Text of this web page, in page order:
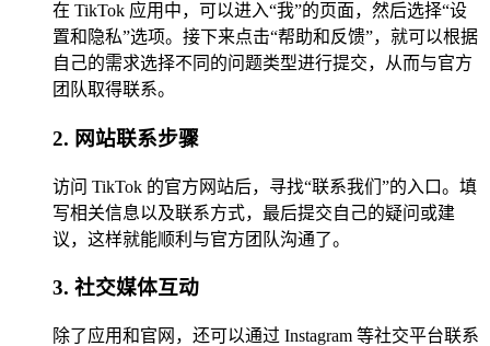
在 TikTok 应用中，可以进入“我”的页面，然后选择“设
置和隐私”选项。接下来点击“帮助和反馈”，就可以根据
自己的需求选择不同的问题类型进行提交，从而与官方
团队取得联系。
2. 网站联系步骤
访问 TikTok 的官方网站后，寻找“联系我们”的入口。填
写相关信息以及联系方式，最后提交自己的疑问或建
议，这样就能顺利与官方团队沟通了。
3. 社交媒体互动
除了应用和官网，还可以通过 Instagram 等社交平台联系